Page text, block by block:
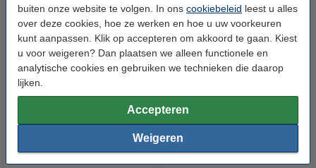
buiten onze website te volgen. In ons cookiebeleid leest u alles
over deze cookies, hoe ze werken en hoe u uw voorkeuren
kunt aanpassen. Klik op accepteren om akkoord te gaan. Kiest
u voor weigeren? Dan plaatsen we alleen functionele en
analytische cookies en gebruiken we technieken die daarop
lijken.
Accepteren
Weigeren
123schoon Schuurspons (10
stuks)
€ 1,19
Aanbieding: Page Compleet
Schoon toiletpapier (96 rollen)
€ 42,50